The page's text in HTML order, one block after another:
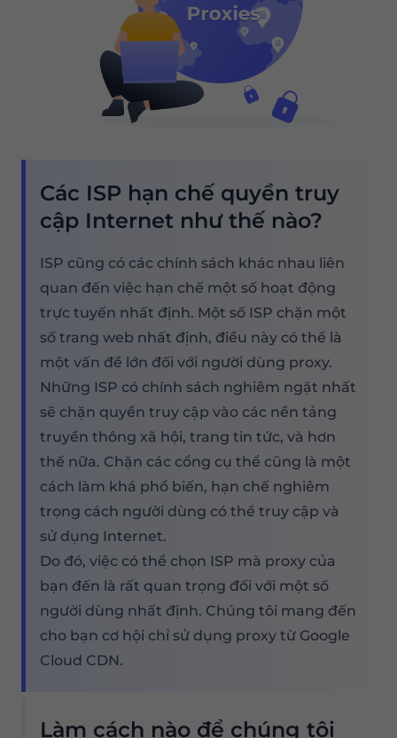
Các ISP hạn chế quyền truy
cập Internet như thế nào?
ISP cũng có các chính sách khác nhau liên
quan đến việc hạn chế một số hoạt động
trực tuyến nhất định. Một số ISP chặn một
số trang web nhất định, điều này có thể là
một vấn đề lớn đối với người dùng proxy.
Những ISP có chính sách nghiêm ngặt nhất
sẽ chặn quyền truy cập vào các nền tảng
truyền thông xã hội, trang tin tức, và hơn
thế nữa. Chặn các cổng cụ thể cũng là một
cách làm khá phổ biến, hạn chế nghiêm
trọng cách người dùng có thể truy cập và
sử dụng Internet.
Do đó, việc có thể chọn ISP mà proxy của
bạn đến là rất quan trọng đối với một số
người dùng nhất định. Chúng tôi mang đến
cho bạn cơ hội chỉ sử dụng proxy từ Google
Cloud CDN.
Làm cách nào để chúng tôi